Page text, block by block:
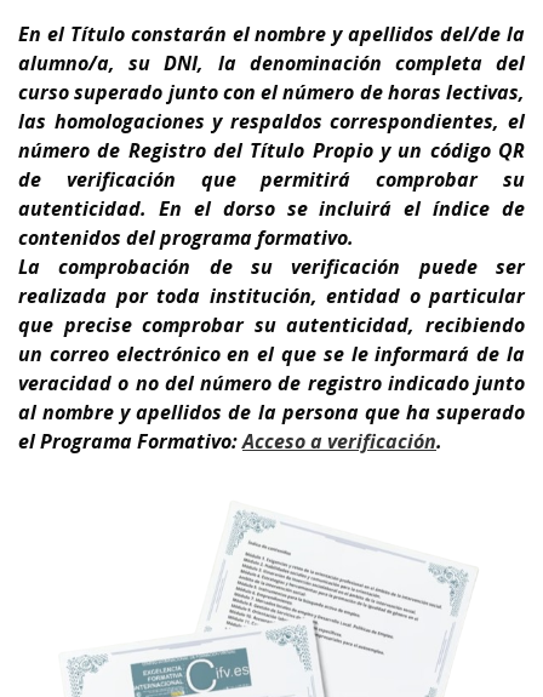
En el Título constarán el nombre y apellidos del/de la
alumno/a, su DNI, la denominación completa del
curso superado junto con el número de horas lectivas,
las homologaciones y respaldos correspondientes, el
número de Registro del Título Propio y un código QR
de verificación que permitirá comprobar su
autenticidad. En el dorso se incluirá el índice de
contenidos del programa formativo.
La comprobación de su verificación puede ser
realizada por toda institución, entidad o particular
que precise comprobar su autenticidad, recibiendo
un correo electrónico en el que se le informará de la
veracidad o no del número de registro indicado junto
al nombre y apellidos de la persona que ha superado
el Programa Formativo:Acceso a verificación.